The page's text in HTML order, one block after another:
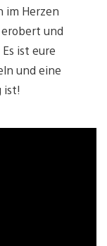
im Herzen
und
ist eure
und eine
ist!